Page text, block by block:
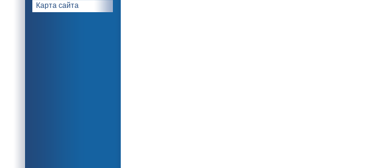
Карта сайта